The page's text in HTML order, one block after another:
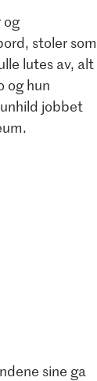
og
stoler som
lutes av, alt
og hun
jobbet
sine ga